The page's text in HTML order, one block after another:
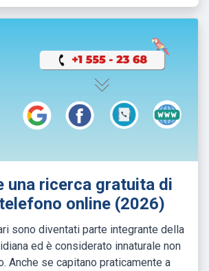
una ricerca gratuita di
online (2026)
sono diventati parte integrante della
ed è considerato innaturale non
Anche se capitano praticamente a